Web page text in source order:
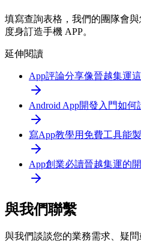
填寫查詢表格，我們的團隊會
度身訂造手機 APP。
延伸閱讀
App評論分享像晉越集運
Android App開發入門如何
寫App教學用免費工具能
App創業必讀晉越集運的
與我們聯繫
與我們談談您的業務需求、疑問